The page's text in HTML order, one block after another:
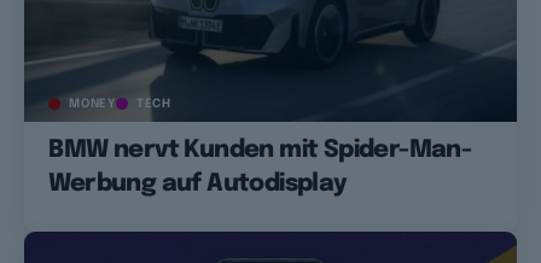
MONEY TECH
BMW nervt Kunden mit Spider-Man-
Werbung auf Autodisplay